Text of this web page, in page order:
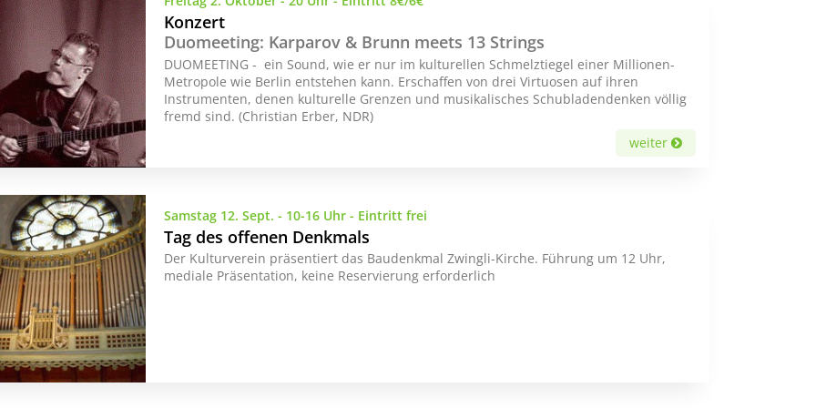
Konzert
Duomeeting: Karparov & Brunn meets 13 Strings
DUOMEETING - ein Sound, wie er nur im kulturellen Schmelztiegel einer Millionen-
Metropole wie Berlin entstehen kann. Erschaffen von drei Virtuosen auf ihren
Instrumenten, denen kulturelle Grenzen und musikalisches Schubladendenken völlig
fremd sind. (Christian Erber, NDR)
weiter
Samstag 12. Sept. - 10-16 Uhr - Eintritt frei
Tag des offenen Denkmals
Der Kulturverein präsentiert das Baudenkmal Zwingli-Kirche. Führung um 12 Uhr,
mediale Präsentation, keine Reservierung erforderlich